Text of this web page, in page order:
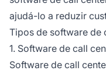
ajudá-lo a reduzir
Tipos de software de
1. Software de call
Software de call